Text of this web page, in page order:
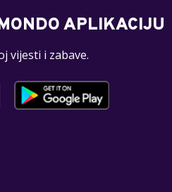
APLIKACIJU
vijesti i zabave.